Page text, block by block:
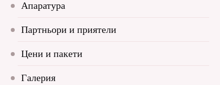
Апаратура
Партньори и приятели
Цени и пакети
Галерия